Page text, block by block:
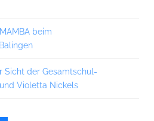
beim
Sicht der Gesamtschul-
Violetta Nickels